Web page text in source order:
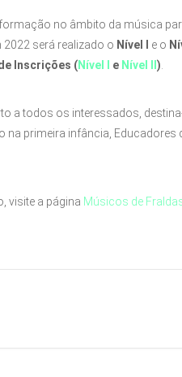
no âmbito da música
2022 será realizado o Nível I e o
Inscrições (Nível I e Nível II ).
a todos os interessados,
primeira infância, Educadores
visite a página Músicos de